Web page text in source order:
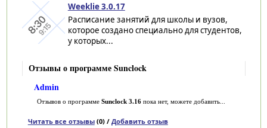
Weeklie 3.0.17
Расписание занятий для школы и вузов,
которое создано специально для студентов,
у которых...
Отзывы о программе Sunclock
Admin
Отзывов о программе Sunclock 3.16пока нет, можете добавить...
Читать все отзывы(0) / Добавить отзыв